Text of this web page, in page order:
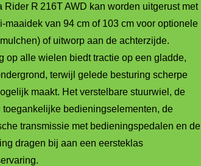
Rider R 216T AWD kan worden uitgerust met
maaidek van 94 cm of 103 cm voor optionele
of uitworp aan de achterzijde.
op alle wielen biedt tractie op een gladde,
terwijl gelede besturing scherpe
maakt. Het verstelbare stuurwiel, de
toegankelijke bedieningselementen, de
transmissie met bedieningspedalen en de
dragen bij aan een eersteklas